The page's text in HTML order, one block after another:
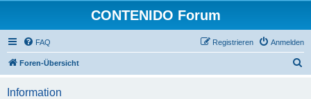
CONTENIDO Forum
FAQ Anmelden
Registrieren
Foren-Übersicht
Information